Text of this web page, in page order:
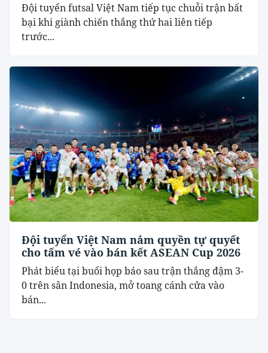
Đội tuyển futsal Việt Nam tiếp tục chuỗi trận bất
bại khi giành chiến thắng thứ hai liên tiếp
trước...
Đội tuyển Việt Nam nắm quyền tự quyết
cho tấm vé vào bán kết ASEAN Cup 2026
Phát biểu tại buổi họp báo sau trận thắng đậm 3-
0 trên sân Indonesia, mở toang cánh cửa vào
bán...